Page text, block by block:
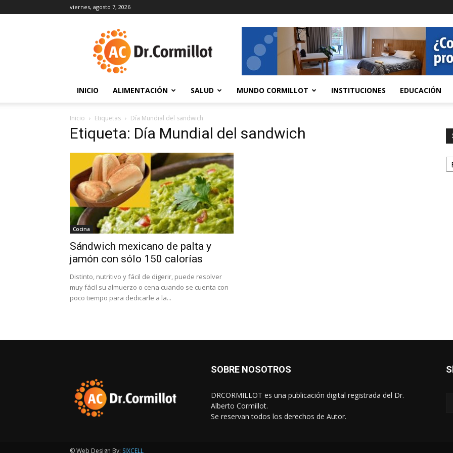
viernes, agosto 7, 2026
INICIO ALIMENTACIÓN SALUD MUNDO CORMILLOT INSTITUCIONES EDUCACIÓN
Inicio Etiquetas Día Mundial del sandwich
Etiqueta: Día Mundial del sandwich
Cocina
Sándwich mexicano de palta y
jamón con sólo 150 calorías
Distinto, nutritivo y fácil de digerir, puede resolver
muy fácil su almuerzo o cena cuando se cuenta con
poco tiempo para dedicarle a la...
SOBRE NOSOTROS
DRCORMILLOT es una publicación digital registrada del Dr.
Alberto Cormillot.
Se reservan todos los derechos de Autor.
© Web Design By: SIXCELL